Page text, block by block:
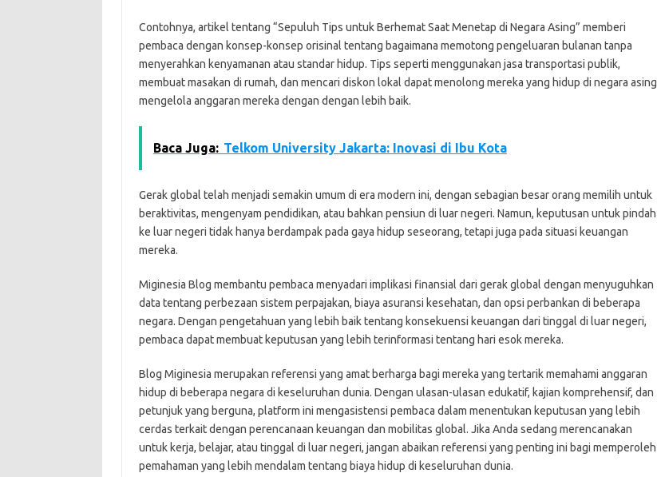
Contohnya, artikel tentang “Sepuluh Tips untuk Berhemat Saat Menetap di Negara Asing” memberi
pembaca dengan konsep-konsep orisinal tentang bagaimana memotong pengeluaran bulanan tanpa
menyerahkan kenyamanan atau standar hidup. Tips seperti menggunakan jasa transportasi publik,
membuat masakan di rumah, dan mencari diskon lokal dapat menolong mereka yang hidup di negara asing
mengelola anggaran mereka dengan dengan lebih baik.
Baca Juga: Telkom University Jakarta: Inovasi di Ibu Kota
Gerak global telah menjadi semakin umum di era modern ini, dengan sebagian besar orang memilih untuk
beraktivitas, mengenyam pendidikan, atau bahkan pensiun di luar negeri. Namun, keputusan untuk pindah
ke luar negeri tidak hanya berdampak pada gaya hidup seseorang, tetapi juga pada situasi keuangan
mereka.
Miginesia Blog membantu pembaca menyadari implikasi finansial dari gerak global dengan menyuguhkan
data tentang perbezaan sistem perpajakan, biaya asuransi kesehatan, dan opsi perbankan di beberapa
negara. Dengan pengetahuan yang lebih baik tentang konsekuensi keuangan dari tinggal di luar negeri,
pembaca dapat membuat keputusan yang lebih terinformasi tentang hari esok mereka.
Blog Miginesia merupakan referensi yang amat berharga bagi mereka yang tertarik memahami anggaran
hidup di beberapa negara di keseluruhan dunia. Dengan ulasan-ulasan edukatif, kajian komprehensif, dan
petunjuk yang berguna, platform ini mengasistensi pembaca dalam menentukan keputusan yang lebih
cerdas terkait dengan perencanaan keuangan dan mobilitas global. Jika Anda sedang merencanakan
untuk kerja, belajar, atau tinggal di luar negeri, jangan abaikan referensi yang penting ini bagi memperoleh
pemahaman yang lebih mendalam tentang biaya hidup di keseluruhan dunia.